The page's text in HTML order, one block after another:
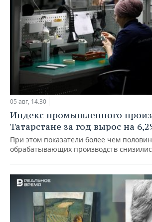
05 авг, 14:30
Индекс промышленного
Татарстане за год вырос на
При этом показатели более чем
обрабатывающих производств